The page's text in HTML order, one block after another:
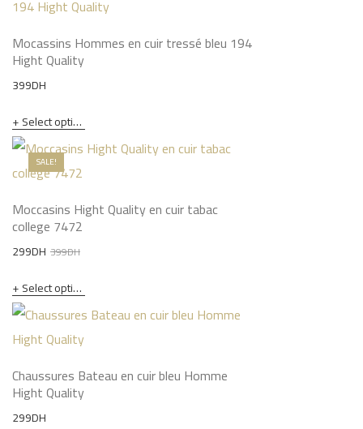
Mocassins Hommes en cuir tressé bleu 194
Hight Quality
399DH
Select options
SALE!
Moccasins Hight Quality en cuir tabac
college 7472
399DHOriginal
was:
399DH.
299DH
Current
is:
299DH.
Select options
Chaussures Bateau en cuir bleu Homme
Hight Quality
299DH